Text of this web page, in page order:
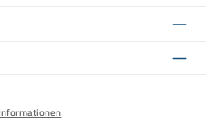
Informationen